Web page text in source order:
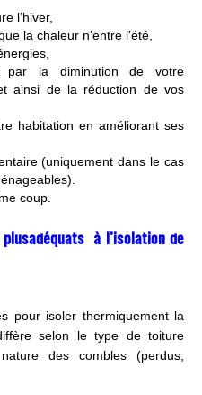
l’hiver,
la chaleur n’entre l’été,
par la diminution de votre
ainsi de la réduction de vos
habitation en améliorant ses
(uniquement dans le cas
coup.
à l’isolation de
pour isoler thermiquement la
selon le type de toiture
des combles (perdus,